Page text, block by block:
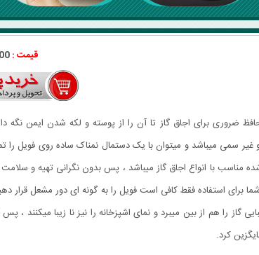
قیمت :
ضروری برای اجاق گاز تا آن را از پوسته و لکه شدن ایمن
سمی میباشد و میتوان با یک دستمال نمناک ساده روی فویل را
مناسب با انواع اجاق گاز میباشد ، پس بدون نگرانی تهیه و
برای استفاده فقط کافی است فویل را به گونه ای دور مشعل قرار
گاز را هم از بین میبرد و نمای اشپزخانه را نیز نا زیبا
کرد.